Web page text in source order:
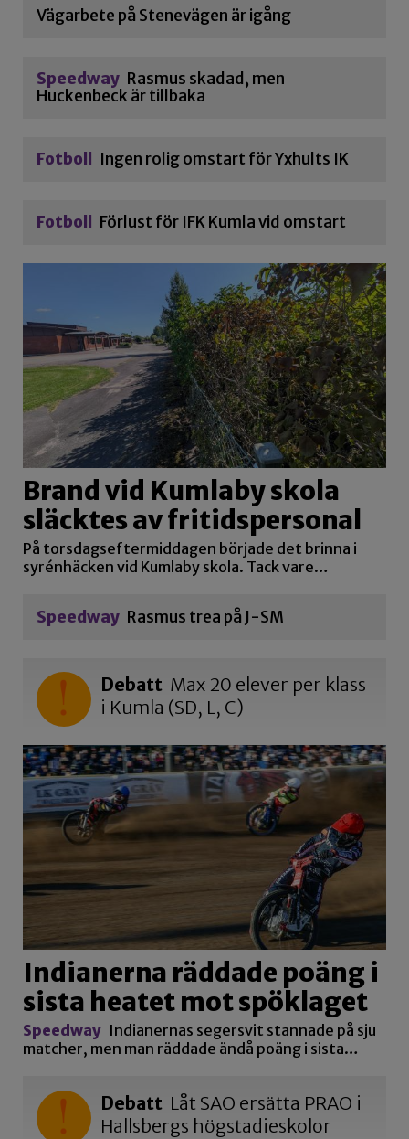
Vägarbete på Stenevägen är igång
Speedway Rasmus skadad, men
Huckenbeck är tillbaka
Fotboll Ingen rolig omstart för Yxhults IK
Fotboll Förlust för IFK Kumla vid omstart
Brand vid Kumlaby skola
släcktes av fritidspersonal
På torsdagseftermiddagen började det brinna i
syrénhäcken vid Kumlaby skola. Tack vare…
Speedway Rasmus trea på J-SM
Debatt Max 20 elever per klass
i Kumla (SD, L, C)
Indianerna räddade poäng i
sista heatet mot spöklaget
Speedway Indianernas segersvit stannade på sju
matcher, men man räddade ändå poäng i sista…
Debatt Låt SAO ersätta PRAO i
Hallsbergs högstadieskolor